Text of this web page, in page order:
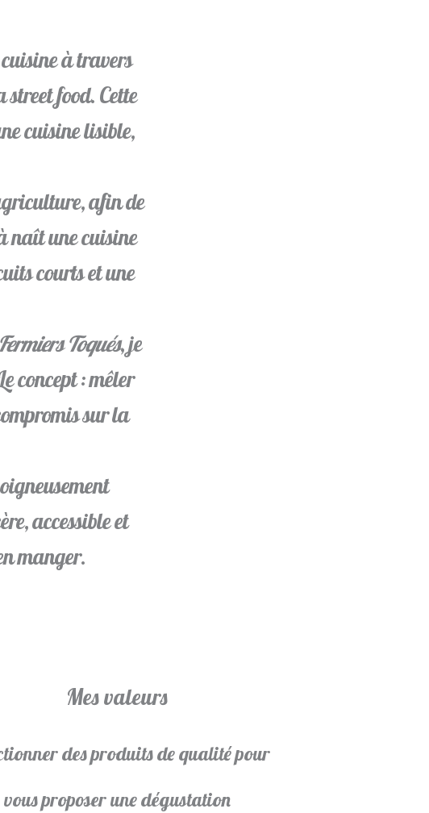
à travers
food. Cette
cuisine lisible,
afin de
naît une cuisine
courts et une
Toqués, je
concept : mêler
sur la
accessible et
manger.
Mes valeurs
des produits de qualité pour
vous proposer une dégustation